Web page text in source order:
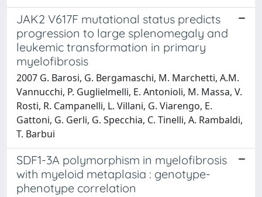
JAK2 V617F mutational status predicts
progression to large splenomegaly and
leukemic transformation in primary
myelofibrosis
2007 G. Barosi, G. Bergamaschi, M. Marchetti, A.M.
Vannucchi, P. Guglielmelli, E. Antonioli, M. Massa, V.
Rosti, R. Campanelli, L. Villani, G. Viarengo, E.
Gattoni, G. Gerli, G. Specchia, C. Tinelli, A. Rambaldi,
T. Barbui
SDF1-3A polymorphism in myelofibrosis
with myeloid metaplasia : genotype-
phenotype correlation